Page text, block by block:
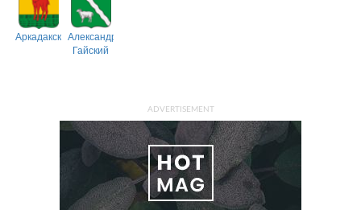
АркадакскийАлександрово-
Гайский
ADVERTISEMENT